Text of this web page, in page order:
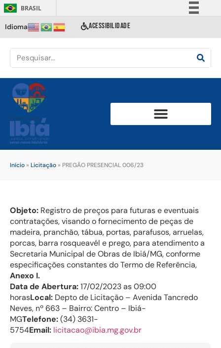
BRASIL
Comunica BR
Acesso à informação
Idioma ACESSIBILIDADE
Início » Licitação » PREGÃO PRESENCIAL 006/23
Objeto: Registro de preços para futuras e eventuais
contratações, visando o fornecimento de peças de
madeira, pranchão, tábua, portas, parafusos, arruelas,
porcas, barra rosqueavél e prego, para atendimento a
Secretaria Municipal de Obras de Ibiá/MG, conforme
especificações constantes do Termo de Referência,
Anexo I.
Data de Abertura:17/02/2023 as 09:00
horasLocal: Depto de Licitação – Avenida Tancredo
Neves, nº 663 – Bairro: Centro – Ibiá-
MGTelefone:(34) 3631-
5754Email: licitacao@ibia.mg.gov.br